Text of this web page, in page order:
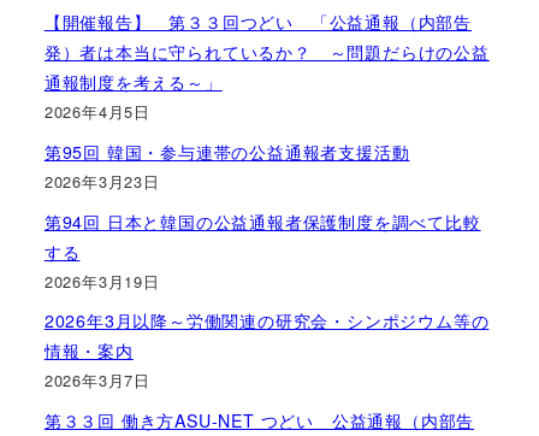
【開催報告】 第３３回つどい 「公益通報（内部告
発）者は本当に守られているか？ ～問題だらけの公益
通報制度を考える～」
2026年4月5日
第95回 韓国・参与連帯の公益通報者支援活動
2026年3月23日
第94回 日本と韓国の公益通報者保護制度を調べて比較
する
2026年3月19日
2026年3月以降～労働関連の研究会・シンポジウム等の
情報・案内
2026年3月7日
第３３回 働き方ASU-NET つどい 公益通報（内部告